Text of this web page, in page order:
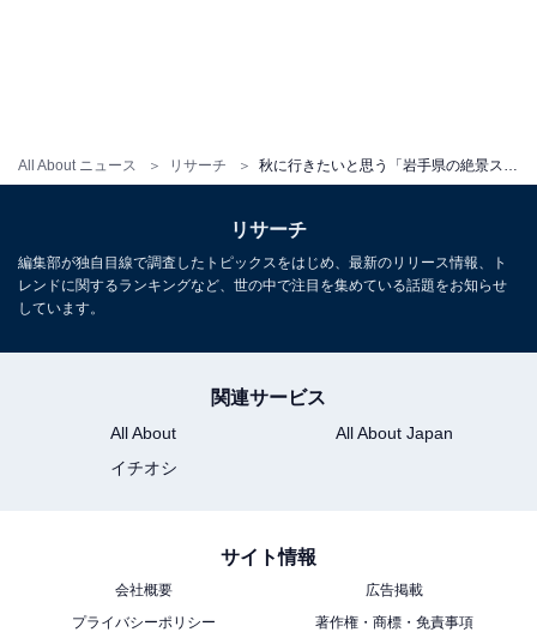
All About ニュース リサーチ
リサーチ
編集部が独自目線で調査したトピックスをはじめ、最新のリリース情報、ト
レンドに関するランキングなど、世の中で注目を集めている話題をお知らせ
しています。
関連サービス
All About
All About Japan
イチオシ
サイト情報
会社概要
広告掲載
プライバシーポリシー
著作権・商標・免責事項